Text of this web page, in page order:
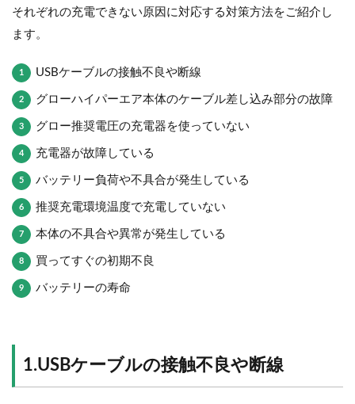
それぞれの充電できない原因に対応する対策方法をご紹介し
ます。
USBケーブルの接触不良や断線
グローハイパーエア本体のケーブル差し込み部分の故障
グロー推奨電圧の充電器を使っていない
充電器が故障している
バッテリー負荷や不具合が発生している
推奨充電環境温度で充電していない
本体の不具合や異常が発生している
買ってすぐの初期不良
バッテリーの寿命
1.USBケーブルの接触不良や断線